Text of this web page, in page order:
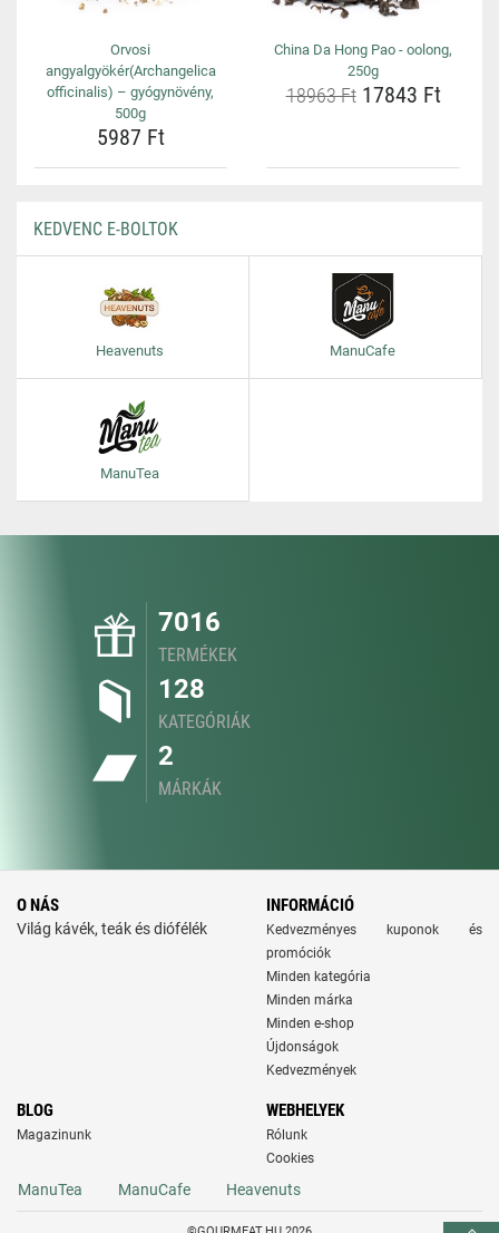
Orvosi
angyalgyökér(Archangelica
officinalis) – gyógynövény,
500g
5987 Ft
China Da Hong Pao - oolong,
250g
18963 Ft17843 Ft
KEDVENC E-BOLTOK
Heavenuts ManuCafe
ManuTea
7016
TERMÉKEK
128
KATEGÓRIÁK
2
MÁRKÁK
O NÁS
Világ kávék, teák és diófélék
INFORMÁCIÓ
Kedvezményes kuponok és
promóciók
Minden kategória
Minden márka
Minden e-shop
Újdonságok
Kedvezmények
BLOG
Magazinunk
WEBHELYEK
Rólunk
Cookies
ManuTea ManuCafe Heavenuts